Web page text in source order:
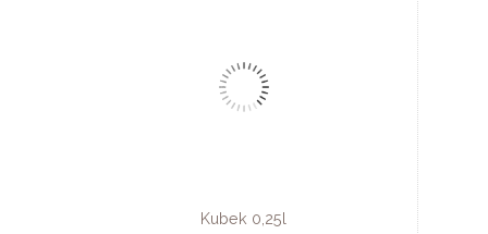
Kubek 0,25l